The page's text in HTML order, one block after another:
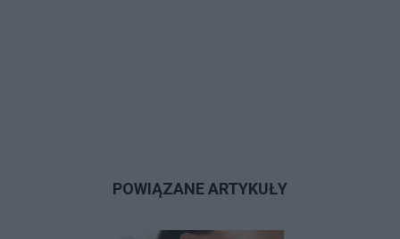
POWIĄZANE ARTYKUŁY